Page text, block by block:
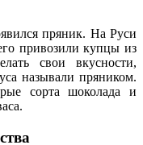
пряник. На Руси
привозили купцы из
свои вкусности,
называли пряником.
сорта шоколада и